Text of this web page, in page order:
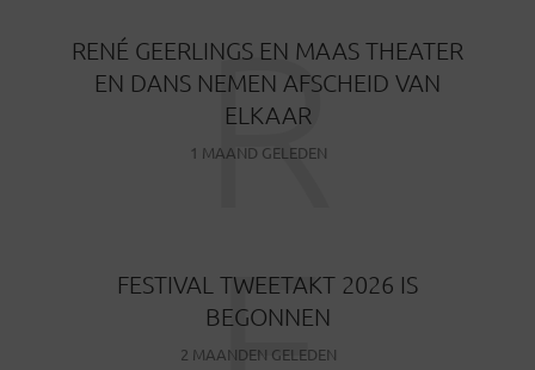
RENÉ GEERLINGS EN MAAS THEATER
EN DANS NEMEN AFSCHEID VAN
ELKAAR
1 MAAND GELEDEN
R
FESTIVAL TWEETAKT 2026 IS
BEGONNEN
2 MAANDEN GELEDEN